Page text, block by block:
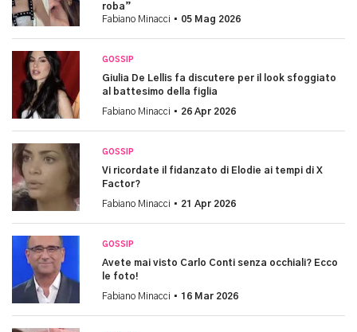
roba”
Fabiano Minacci • 05 Mag 2026
GOSSIP
Giulia De Lellis fa discutere per il look sfoggiato
al battesimo della figlia
Fabiano Minacci • 26 Apr 2026
GOSSIP
Vi ricordate il fidanzato di Elodie ai tempi di X
Factor?
Fabiano Minacci • 21 Apr 2026
GOSSIP
Avete mai visto Carlo Conti senza occhiali? Ecco
le foto!
Fabiano Minacci • 16 Mar 2026